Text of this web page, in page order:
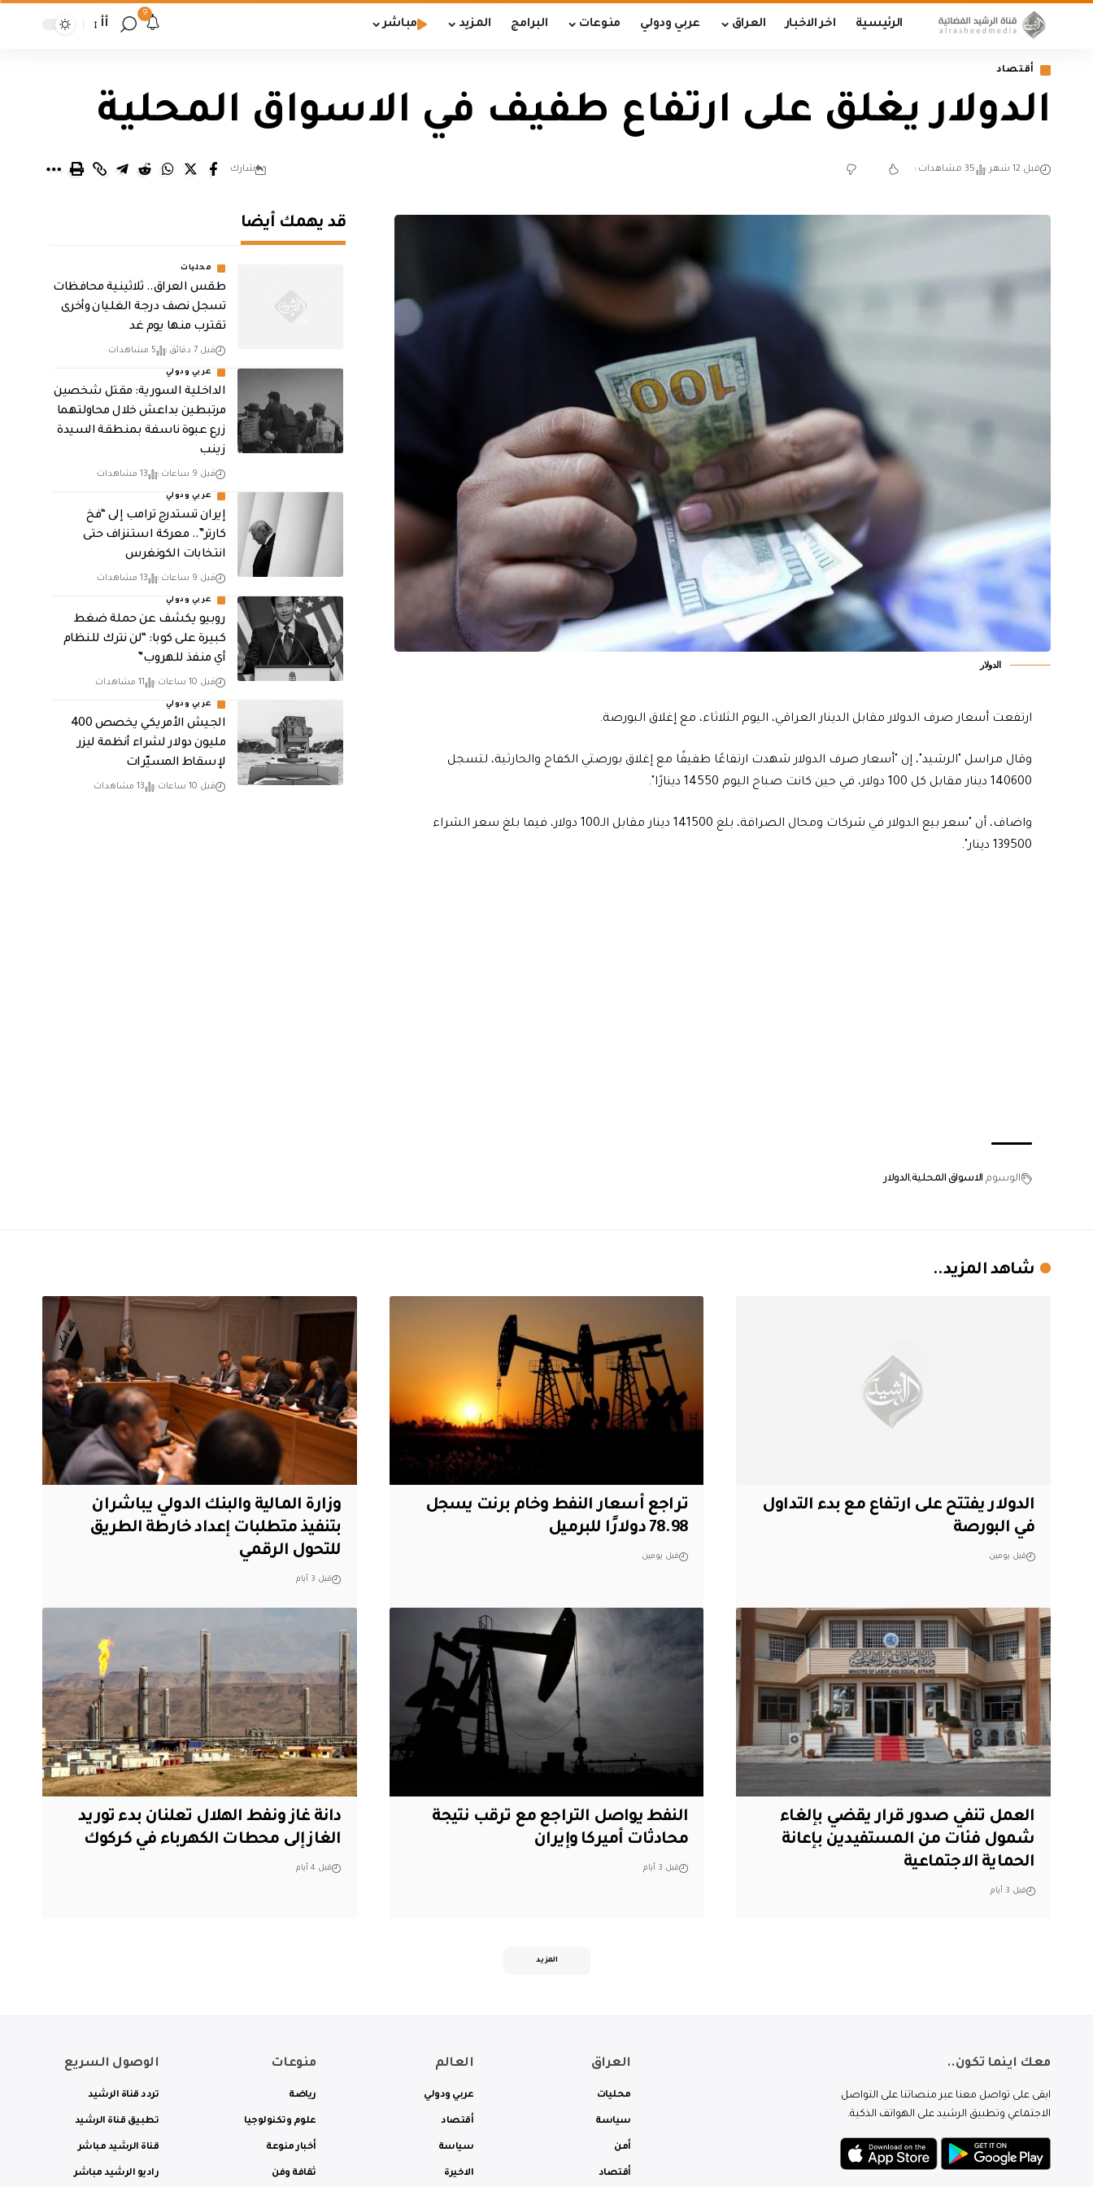
الرئيسية اخر الاخبار العراق عربي ودولي منوعات البرامج المزيد مباشر
9
أأ
أقتصاد
الدولار يغلق على ارتفاع طفيف في الاسواق المحلية
قبل 12 شهر 35 مشاهدات شارك
الدولار
ارتفعت أسعار صرف الدولار مقابل الدينار العراقي، اليوم الثلاثاء، مع إغلاق البورصة.
وقال مراسل "الرشيد"، إن "أسعار صرف الدولار شهدت ارتفاعًا طفيفًا مع إغلاق بورصتي الكفاح والحارثية، لتسجل
140600 دينار مقابل كل 100 دولار، في حين كانت صباح اليوم 14550 دينارًا".
واضاف، أن "سعر بيع الدولار في شركات ومحال الصرافة، بلغ 141500 دينار مقابل الـ100 دولار، فيما بلغ سعر الشراء
139500 دينار".
الوسوم الاسواق المحلية الدولار
قد يهمك أيضا
محليات
طقس العراق.. ثلاثينية محافظات
تسجل نصف درجة الغليان وأخرى
تقترب منها يوم غد
قبل 7 دقائق 5 مشاهدات
عربي ودولي
الداخلية السورية: مقتل شخصين
مرتبطين بداعش خلال محاولتهما
زرع عبوة ناسفة بمنطقة السيدة
زينب
قبل 9 ساعات 13 مشاهدات
عربي ودولي
إيران تستدرج ترامب إلى “فخ
كارتر”.. معركة استنزاف حتى
انتخابات الكونغرس
قبل 9 ساعات 13 مشاهدات
عربي ودولي
روبيو يكشف عن حملة ضغط
كبيرة على كوبا: “لن نترك للنظام
أي منفذ للهروب”
قبل 10 ساعات 11 مشاهدات
عربي ودولي
الجيش الأمريكي يخصص 400
مليون دولار لشراء أنظمة ليزر
لإسقاط المسيّرات
قبل 10 ساعات 13 مشاهدات
شاهد المزيد..
الدولار يفتتح على ارتفاع مع بدء التداول
في البورصة
قبل يومين
تراجع أسعار النفط وخام برنت يسجل
78.98 دولارًا للبرميل
قبل يومين
وزارة المالية والبنك الدولي يباشران
بتنفيذ متطلبات إعداد خارطة الطريق
للتحول الرقمي
قبل 3 أيام
العمل تنفي صدور قرار يقضي بإلغاء
شمول فئات من المستفيدين بإعانة
الحماية الاجتماعية
قبل 3 أيام
النفط يواصل التراجع مع ترقب نتيجة
محادثات أميركا وإيران
قبل 3 أيام
دانة غاز ونفط الهلال تعلنان بدء توريد
الغاز إلى محطات الكهرباء في كركوك
قبل 4 أيام
المزيد
معك اينما تكون..
ابقى على تواصل معنا عبر منصاتنا على التواصل
الاجتماعي وتطبيق الرشيد على الهواتف الذكية.
العراق
محليات
سياسة
أمن
أقتصاد
العالم
عربي ودولي
أقتصاد
سياسة
الاخيرة
منوعات
رياضة
علوم وتكنولوجيا
أخبار منوعة
ثقافة وفن
الوصول السريع
تردد قناة الرشيد
تطبيق قناة الرشيد
قناة الرشيد مباشر
راديو الرشيد مباشر